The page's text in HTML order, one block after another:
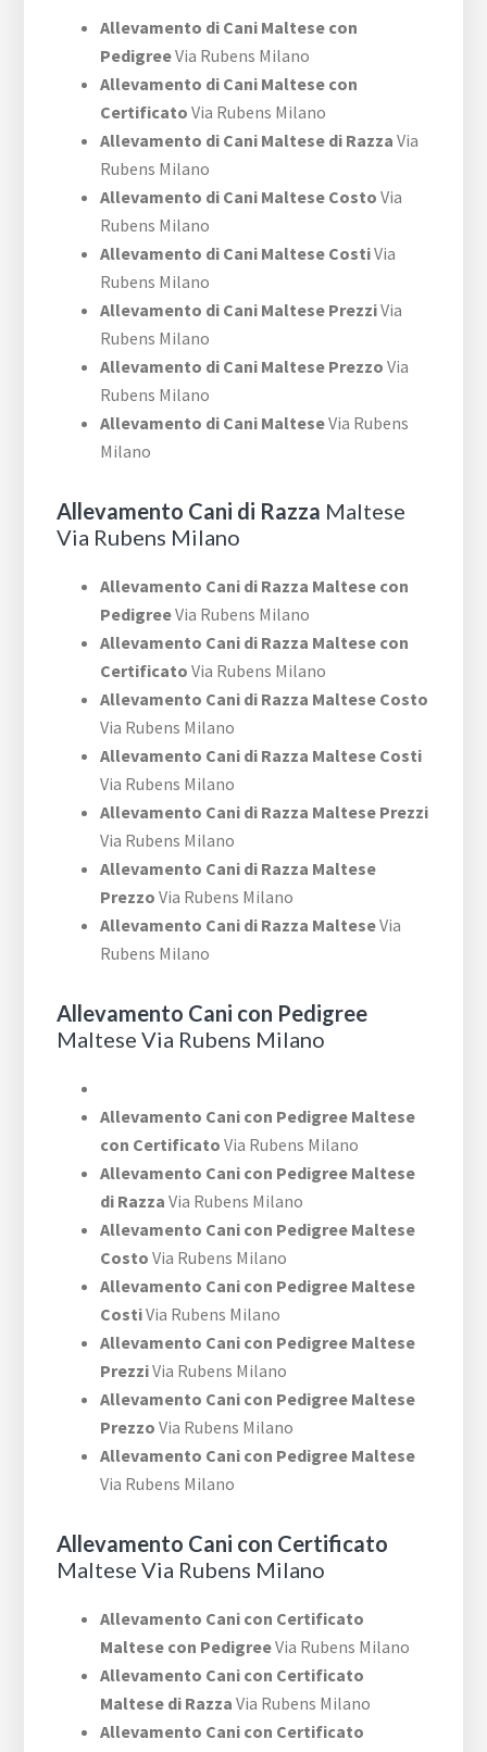
Allevamento di Cani Maltese con
PedigreeVia Rubens Milano
Allevamento di Cani Maltese con
Certificato Via Rubens Milano
Allevamento di Cani Maltese di Razza Via
Rubens Milano
Allevamento di Cani Maltese Costo Via
Rubens Milano
Allevamento di Cani Maltese CostiVia
Rubens Milano
Allevamento di Cani Maltese PrezziVia
Rubens Milano
Allevamento di Cani Maltese Prezzo Via
Rubens Milano
Allevamento di Cani MalteseVia Rubens
Milano
Allevamento Cani di Razza Maltese
Via Rubens Milano
Allevamento Cani di Razza Maltese con
PedigreeVia Rubens Milano
Allevamento Cani di Razza Maltese con
Certificato Via Rubens Milano
Allevamento Cani di Razza Maltese Costo
Via Rubens Milano
Allevamento Cani di Razza Maltese Costi
Via Rubens Milano
Allevamento Cani di Razza Maltese Prezzi
Via Rubens Milano
Allevamento Cani di Razza Maltese
Prezzo Via Rubens Milano
Allevamento Cani di Razza MalteseVia
Rubens Milano
Allevamento Cani con Pedigree
Maltese Via Rubens Milano
Allevamento Cani con Pedigree Maltese
con Certificato Via Rubens Milano
Allevamento Cani con Pedigree Maltese
di Razza Via Rubens Milano
Allevamento Cani con Pedigree Maltese
Costo Via Rubens Milano
Allevamento Cani con Pedigree Maltese
CostiVia Rubens Milano
Allevamento Cani con Pedigree Maltese
PrezziVia Rubens Milano
Allevamento Cani con Pedigree Maltese
Prezzo Via Rubens Milano
Allevamento Cani con Pedigree Maltese
Via Rubens Milano
Allevamento Cani con Certificato
Maltese Via Rubens Milano
Allevamento Cani con Certificato
Maltese con PedigreeVia Rubens Milano
Allevamento Cani con Certificato
Maltese di Razza Via Rubens Milano
Allevamento Cani con Certificato